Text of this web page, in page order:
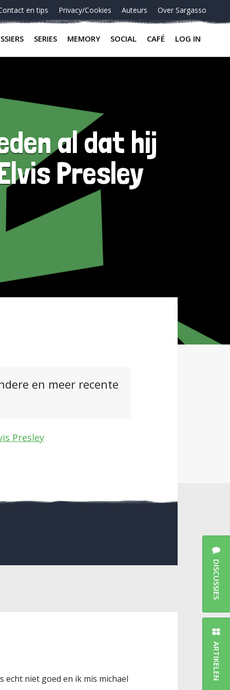
en tips Privacy/Cookies Auteurs Over Sargasso
SERIES MEMORY SOCIAL CAFÉ LOG IN
al dat hij
Presley
en meer recente
Presley
echt niet goed en ik mis michael
DISCUSSIES
ARTIKELEN